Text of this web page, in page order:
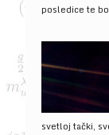
posledice te
svetloj tački,